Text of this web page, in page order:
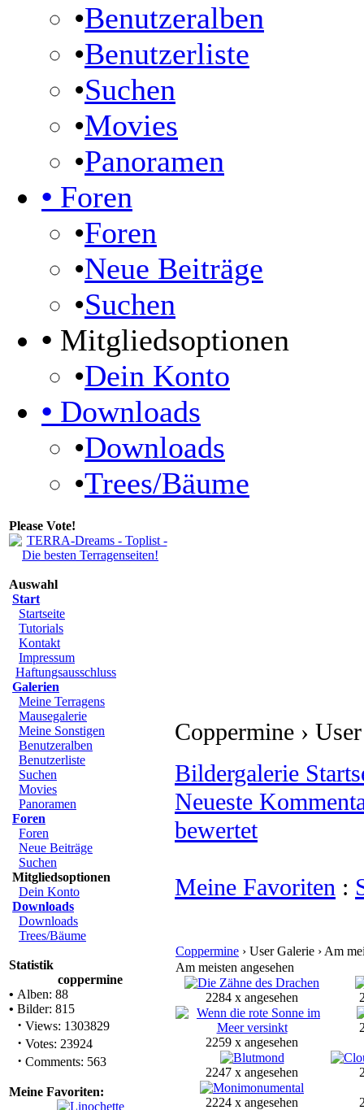
•Benutzeralben
•Benutzerliste
•Suchen
•Movies
•Panoramen
• Foren
•Foren
•Neue Beiträge
•Suchen
• Mitgliedsoptionen
•Dein Konto
• Downloads
•Downloads
•Trees/Bäume
Please Vote!
Auswahl
Start
Startseite
Tutorials
Kontakt
Impressum
Haftungsausschluss
Galerien
Meine Terragens
Mausegalerie
Meine Sonstigen
Benutzeralben
Benutzerliste
Suchen
Movies
Panoramen
Foren
Foren
Neue Beiträge
Suchen
Mitgliedsoptionen
Dein Konto
Downloads
Downloads
Trees/Bäume
Statistik
coppermine
• Alben: 88
• Bilder: 815
· Views: 1303829
· Votes: 23924
· Comments: 563
Meine Favoriten:
Coppermine ›
Bildergalerie
Neueste
bewertet
Meine Favoriten :
Coppermine › User Galerie › Am
Am meisten angesehen
2284 x angesehen
2259 x angesehen
2247 x angesehen
2224 x angesehen